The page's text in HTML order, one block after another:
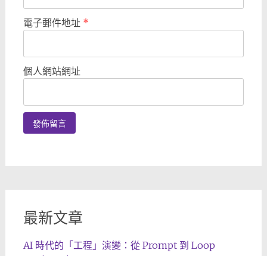
電子郵件地址 *
個人網站網址
最新文章
AI 時代的「工程」演變：從 Prompt 到 Loop